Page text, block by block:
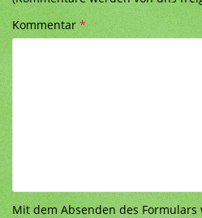
Kommentar*
Mit dem Absenden des